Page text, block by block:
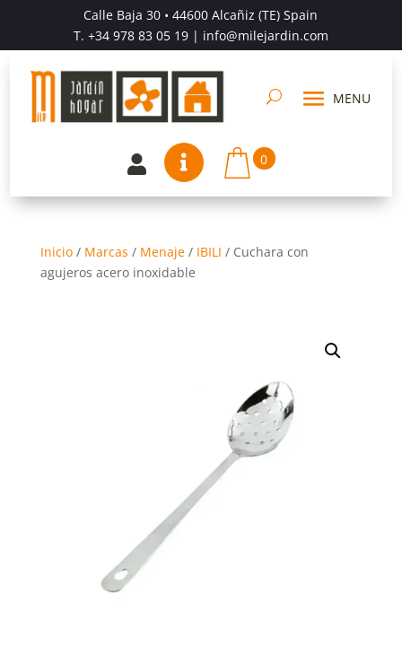
Calle Baja 30 • 44600 Alcañiz (TE) Spain
T. +34 978 83 05 19| info@milejardin.com
  0
Inicio/ Marcas / Menaje/ IBILI / Cuchara con
agujeros acero inoxidable